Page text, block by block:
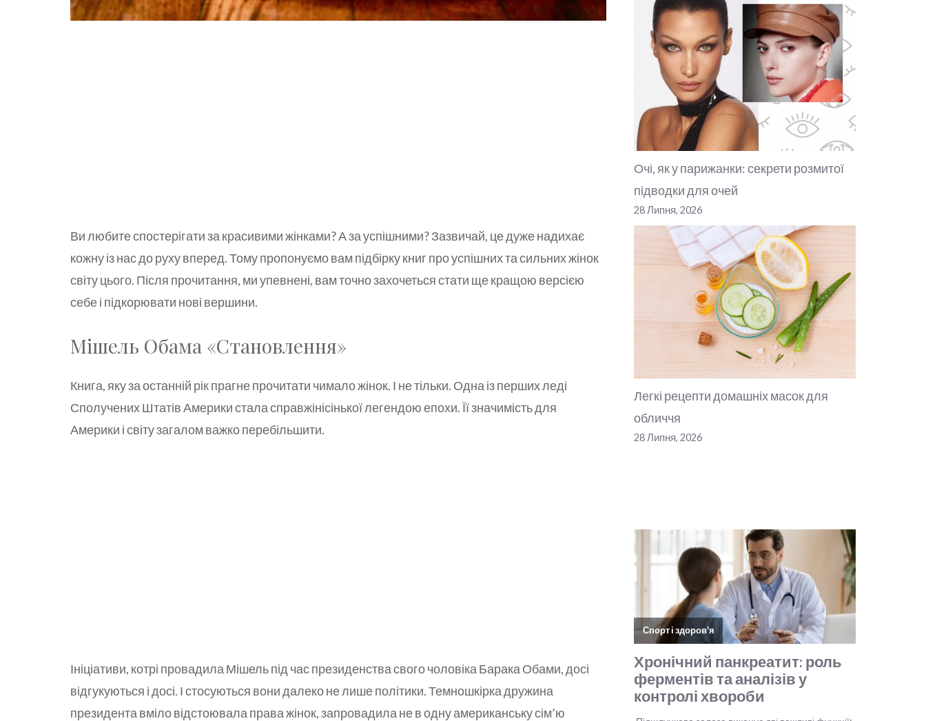
Ви любите спостерігати за красивими жінками? А за успішними? Зазвичай, це дуже надихає
кожну із нас до руху вперед. Тому пропонуємо вам підбірку книг про успішних та сильних жінок
світу цього. Після прочитання, ми упевнені, вам точно захочеться стати ще кращою версією
себе і підкорювати нові вершини.
Мішель Обама «Становлення»
Книга, яку за останній рік прагне прочитати чимало жінок. І не тільки. Одна із перших леді
Сполучених Штатів Америки стала справжінісінької легендою епохи. Її значимість для
Америки і світу загалом важко перебільшити.
Ініціативи, котрі провадила Мішель під час президенства свого чоловіка Барака Обами, досі
відгукуються і досі. І стосуються вони далеко не лише політики. Темношкірка дружина
президента вміло відстоювала права жінок, запровадила не в одну американську сім’ю
Очі, як у парижанки: секрети розмитої
підводки для очей
28 Липня, 2026
Легкі рецепти домашніх масок для
обличчя
28 Липня, 2026